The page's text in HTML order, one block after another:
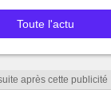
Toute l'actu